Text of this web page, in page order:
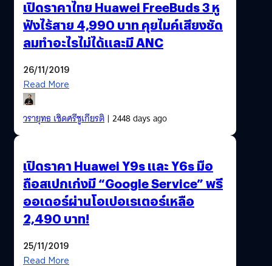
เปิดราคาไทย Huawei FreeBuds 3 หู
ฟังไร้สาย 4,990 บาท คุยไมค์เสียงชัด
ลมทำอะไรไม่ได้และมี ANC
26/11/2019
Read More
วรายุทธ เชิดศรีชูเกียรติ| 2448 days ago
เปิดราคา Huawei Y9s และ Y6s มือ
ถือสเปกเก่งมี “Google Service” พรี
ออเดอร์ผ่านโอเปอเรเตอร์เหลือ
2,490 บาท!
25/11/2019
Read More